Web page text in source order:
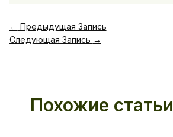
← Предыдущая Запись
Следующая Запись →
Похожие статьи